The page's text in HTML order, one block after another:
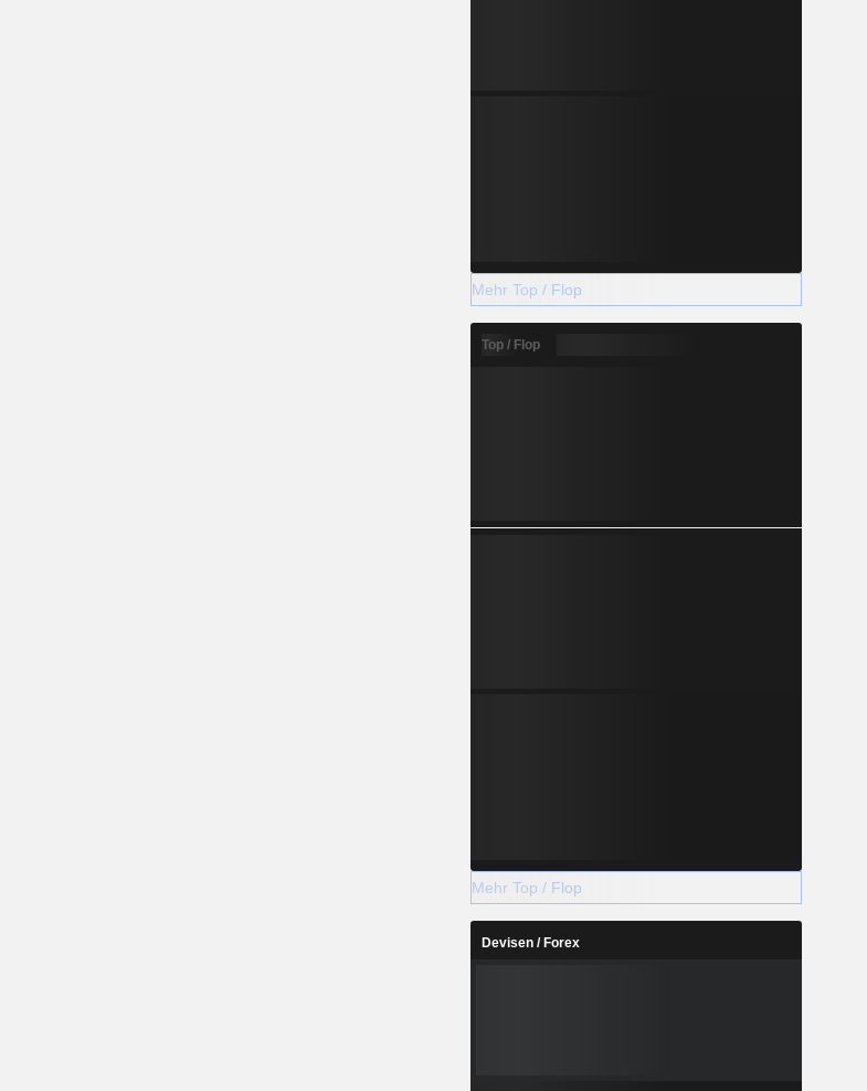
Mehr Top / Flop
Top / Flop
Mehr Top / Flop
Devisen / Forex